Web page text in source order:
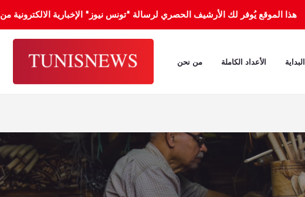
هذا الموقع يُوفر لك الأرشيف الحصري لرسالة "تونس نيوز" الإخبارية الالكترونية من 1 ماي 2000 إلى 31 جانفي 2012.
البداية الأعداد الكاملة من نحن